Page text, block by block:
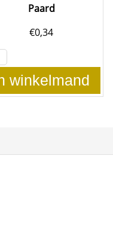
Paard
€0,34
winkelmand